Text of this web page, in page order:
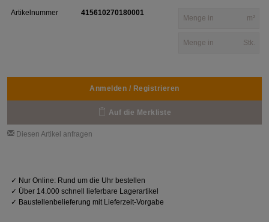
Artikelnummer 415610270180001
m²
Stk.
Anmelden / Registrieren
Auf die Merkliste
Diesen Artikel anfragen
✓ Nur Online: Rund um die Uhr bestellen
✓ Über 14.000 schnell lieferbare Lagerartikel
✓ Baustellenbelieferung mit Lieferzeit-Vorgabe